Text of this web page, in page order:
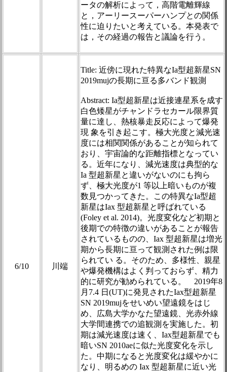
ータの解析によって，高階電離輝線
と，アーリースーパーハンプとの関係
性に迫りたいと考えている。本発表で
は，その経過の報告と議論を行う。
6/10 川端
Title: 近傍に現れた特異なIa型超新星SN
2019mujの長期に亘る多バンド観測
Abstract: Ia型超新星は近接連星系を成す
白色矮星がチャンドラセカール限界質
量に達し、熱核暴走反応によって爆発
現 象を引き起こす。極大光度と減光速
度には相関関係があることが知られて
おり、宇宙論的な距離指標となってい
る。近年になり、減光速度は典型的な
Ia 型超新星と違いがないのにも拘ら
ず、極大光度が1 等以上暗いものが複
数見つかってきた。この特異なIa型超
新星はIax 型超新星と呼ばれている
(Foley et al. 2014)。光度変化など初期と
後期での特徴の違いがあることが報告
されているものの、Iax 型超新星は増光
期から長期に亘って観測された例は限
られてい る。そのため、多様性、親星
や爆発機構はよく判っておらず、精力
的に研究が勧められている。 2019年8
月7.4 日(UT)に発見されたIax型超新星
SN 2019mujをせいめい望遠鏡をはじ
め、広島大学かなた望遠鏡、光赤外線
大学間連携での追観測を実施した。初
期は減光速度は速く、Iax型超新星でも
暗いSN 2010aeに似た光度変化を示し
た。中期になると光度変化は緩やかに
なり、明るめの Iax 型超新星に近い光